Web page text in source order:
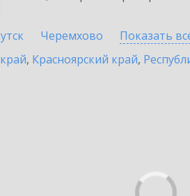
Черемхово Показать
, Красноярский край,